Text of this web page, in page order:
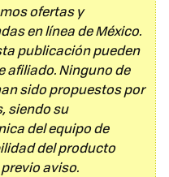
ofertas y
en línea de México.
publicación pueden
afiliado. Ninguno de
sido propuestos por
siendo su
del equipo de
del producto
aviso.